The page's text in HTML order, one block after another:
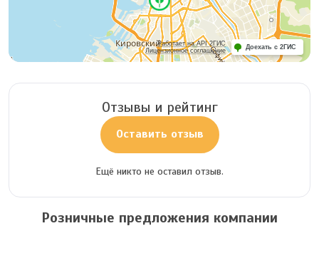
Работает на API 2ГИС
Лицензионное соглашение
Доехать с 2ГИС
Отзывы и рейтинг
Оставить отзыв
Ещё никто не оставил отзыв.
Розничные предложения компании